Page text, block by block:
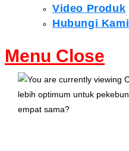
Video Produk
Hubungi Kami
Menu Close